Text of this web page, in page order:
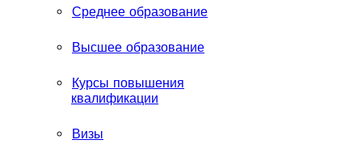
Среднее образование
Высшее образование
Курсы повышения
квалификации
Визы